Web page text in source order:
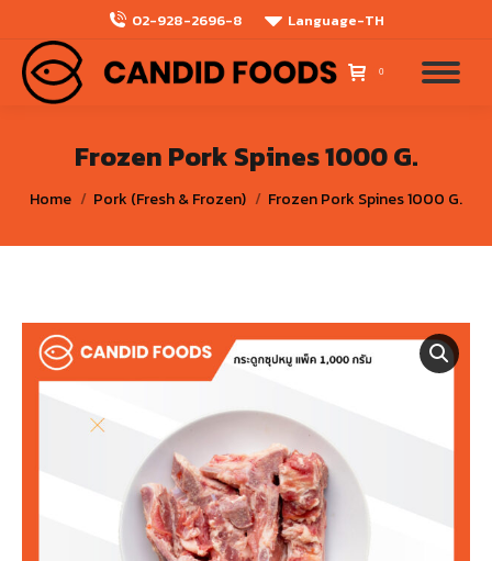
02-928-2696-8 Language-TH
0
Frozen Pork Spines 1000 G.
You are here:
Home Pork (Fresh & Frozen) Frozen Pork Spines 1000 G.